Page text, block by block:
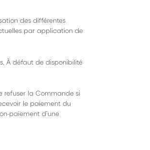
des différentes
par application de
À défaut de disponibilité
refuser la Commande si
le paiement du
paiement d’une